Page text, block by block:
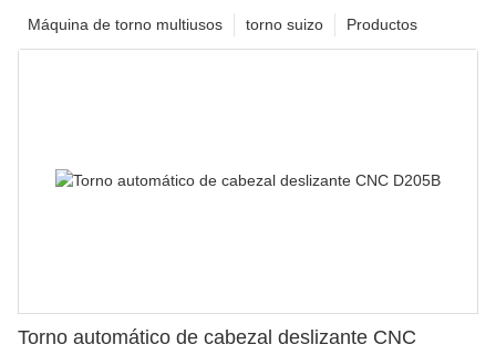
Productos
torno suizo
Máquina de torno multiusos
Torno automático de cabezal deslizante CNC